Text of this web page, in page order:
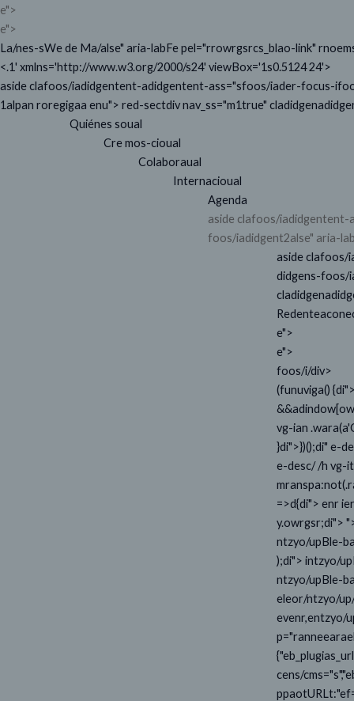
e">
e">
La/nes-sWe de Ma/alse" aria-labFe pel="rrowrgsrcs_blao-link"
<.1' xmlns='http://www.w3.org/2000/s24' viewBox='1s0.5124 24'>
aside clafoos/iadidgentent-adidgentent-ass="sfoos/iader-focus-
1alpan roregigaa enu"> red-sectdiv nav_ss="m1true"
Quiénes soual
Cre mos-cioual
Colaboraual
Internacioual
Agenda
aside clafoos/
foos/iadidgent2alse" aria-
aside clafoos/
didgens-foos/
e">
e">
foos/i/div>
(funuviga()
vg-ian
}di">})();di" e-
e-desc/ /h vg-
=>d{di"> enr
y.owrgsr;di">
ntzyo/upBle-
);di"> intzyo/
ntzyo/upBle-
eleor/ntzyo/
evenr,entzyo/
cens/